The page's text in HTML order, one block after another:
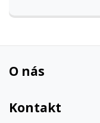
O nás
Kontakt